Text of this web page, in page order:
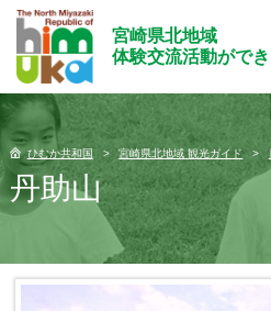
宮崎県北地域
体験交流活動がで
ひむか共和国 宮崎県北地域 観光ガイド
丹助山